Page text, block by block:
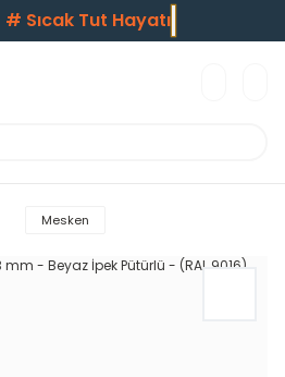
# Sıcak Tut Hayatı
Mesken